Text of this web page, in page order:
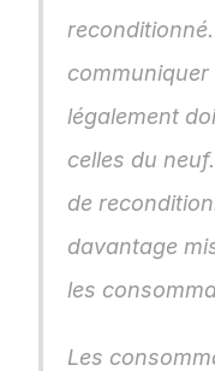
légalement
celles du
de
davantage
les
Les